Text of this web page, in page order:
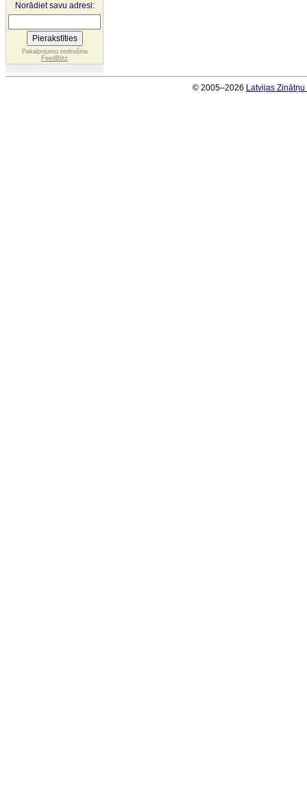
Norādiet savu adresi:
Pakalpojumu nodrošina
FeedBlitz
© 2005–2026 Latvijas